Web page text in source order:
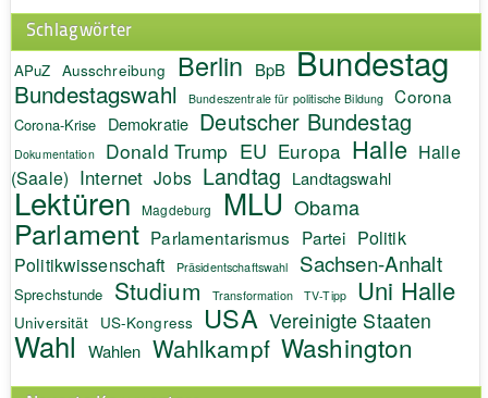
Schlagwörter
APuZ Ausschreibung Berlin BpB Bundestag
Bundestagswahl Bundeszentrale für politische Bildung Corona
Corona-Krise Demokratie Deutscher Bundestag
Dokumentation Donald Trump EU Europa Halle Halle
(Saale) Internet Jobs Landtag Landtagswahl
Lektüren Magdeburg MLU Obama
Parlament Parlamentarismus Partei Politik
Politikwissenschaft Präsidentschaftswahl Sachsen-Anhalt
Sprechstunde Studium Transformation TV-Tipp Uni Halle
Universität US-Kongress USA Vereinigte Staaten
Wahl Wahlen Wahlkampf Washington